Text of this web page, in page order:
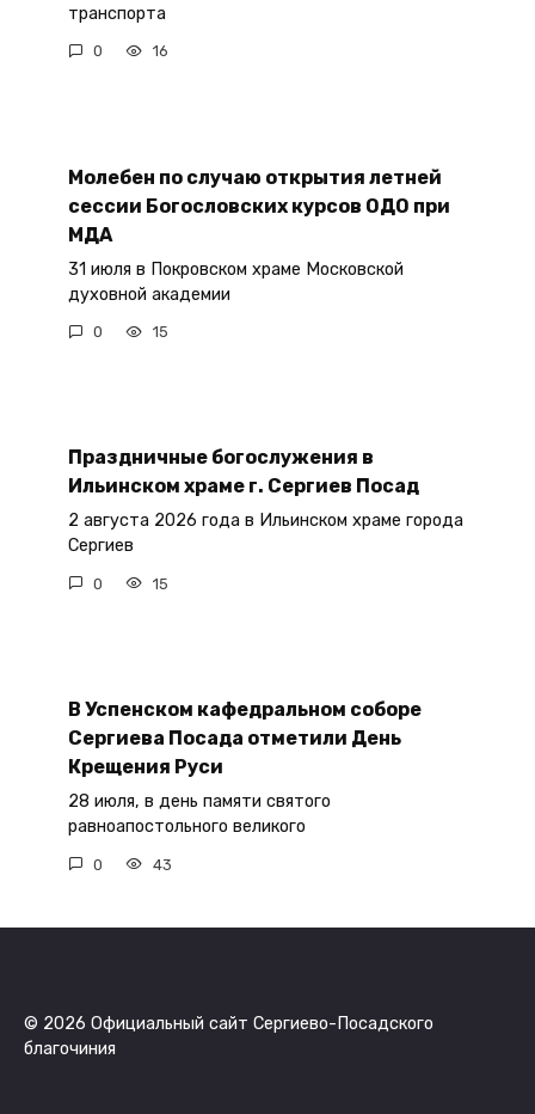
транспорта
0 16
Молебен по случаю открытия летней
сессии Богословских курсов ОДО при
МДА
31 июля в Покровском храме Московской
духовной академии
0 15
Праздничные богослужения в
Ильинском храме г. Сергиев Посад
2 августа 2026 года в Ильинском храме города
Сергиев
0 15
В Успенском кафедральном соборе
Сергиева Посада отметили День
Крещения Руси
28 июля, в день памяти святого
равноапостольного великого
0 43
© 2026 Официальный сайт Сергиево-Посадского
благочиния